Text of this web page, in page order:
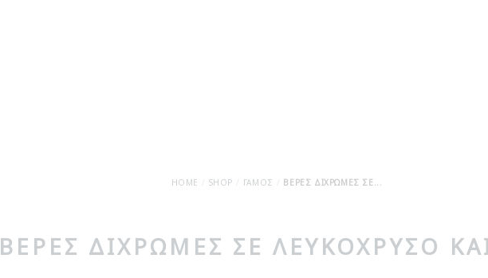
HOME SHOP ΓΆΜΟΣ ΒΈΡΕΣ ΔΊΧΡΩΜΕΣ ΣΕ...
ΒΈΡΕΣ ΔΊΧΡΩΜΕΣ ΣΕ ΛΕΥΚΌΧΡΥΣΟ